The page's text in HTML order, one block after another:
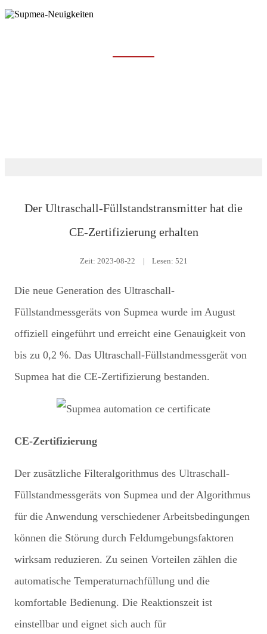
Der Ultraschall-Füllstandstransmitter hat die
CE-Zertifizierung erhalten
Zeit: 2023-08-22 | Lesen: 521
Die neue Generation des Ultraschall-
Füllstandmessgeräts von Supmea wurde im August
offiziell eingeführt und erreicht eine Genauigkeit von
bis zu 0,2 %. Das Ultraschall-Füllstandmessgerät von
Supmea hat die CE-Zertifizierung bestanden.
CE-Zertifizierung
Der zusätzliche Filteralgorithmus des Ultraschall-
Füllstandmessgeräts von Supmea und der Algorithmus
für die Anwendung verschiedener Arbeitsbedingungen
können die Störung durch Feldumgebungsfaktoren
wirksam reduzieren. Zu seinen Vorteilen zählen die
automatische Temperaturnachfüllung und die
komfortable Bedienung. Die Reaktionszeit ist
einstellbar und eignet sich auch für